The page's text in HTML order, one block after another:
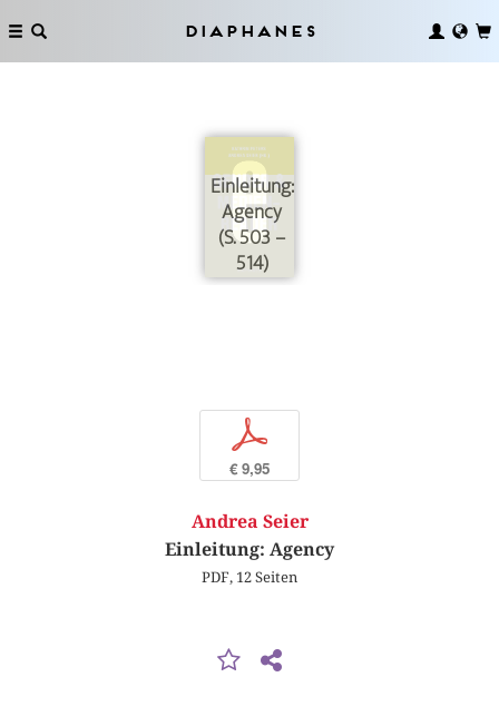
Diaphanes
Einleitung:
Agency
(S. 503 –
514)
p
€ 9,95
Andrea Seier
Einleitung: Agency
PDF, 12 Seiten